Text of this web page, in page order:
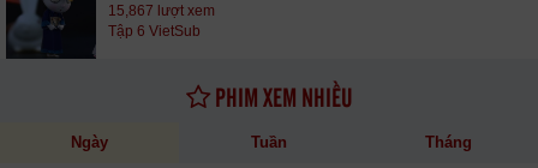
15,867 lượt xem
Tập 6 VietSub
PHIM XEM NHIỀU
Ngày Tuần Tháng